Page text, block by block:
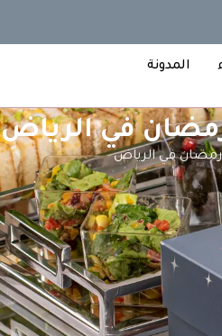
المدونة
في الرياض
رمضان في الرياض